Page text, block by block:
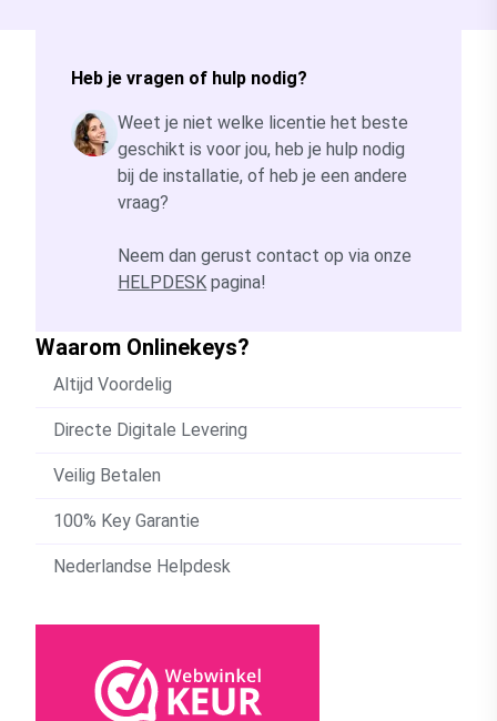
Heb je vragen of hulp nodig?
Weet je niet welke licentie het beste
geschikt is voor jou, heb je hulp nodig
bij de installatie, of heb je een andere
vraag?
Neem dan gerust contact op via onze
HELPDESK pagina!
Waarom Onlinekeys?
Altijd Voordelig
Directe Digitale Levering
Veilig Betalen
100% Key Garantie
Nederlandse Helpdesk